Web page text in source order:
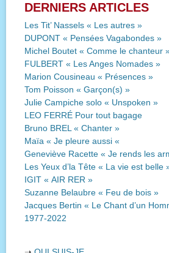
DERNIERS ARTICLES
Les Tit’ Nassels « Les autres »
DUPONT « Pensées Vagabondes »
Michel Boutet « Comme le chanteur
FULBERT « Les Anges Nomades »
Marion Cousineau « Présences »
Tom Poisson « Garçon(s) »
Julie Campiche solo « Unspoken »
LEO FERRÉ Pour tout bagage
Bruno BREL « Chanter »
Maïa « Je pleure aussi «
Geneviève Racette « Je rends les
Les Yeux d’la Tête « La vie est belle
IGIT « AIR RER »
Suzanne Belaubre « Feu de bois »
Jacques Bertin « Le Chant d’un
1977-2022